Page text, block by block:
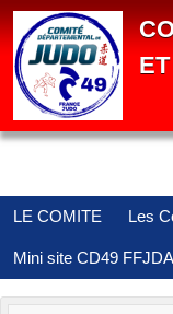
LE COMITE Les
Mini site CD49 FFJDA
Panneau de gestion